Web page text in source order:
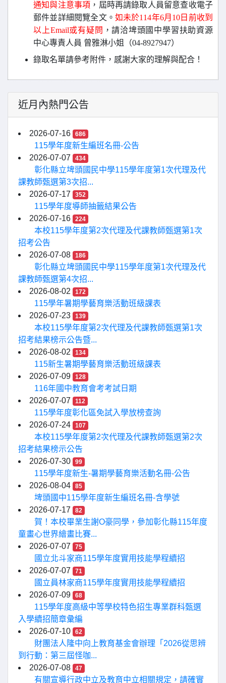
通知與注意事項 ，屆時再請錄取人員留意查收電子
郵件並詳細閱覽全文。 如未於114年6月10日前收到
以上Email或有疑問 ，請洽埤頭國中學習扶助資源
中心專責人員 曾雅淋小姐（04-8927947）
錄取名單請參考附件 ， 感謝大家的理解與配合！
近月內熱門公告
2026-07-16 686
115學年度新生編班名冊-公告
2026-07-07
434
彰化縣立埤頭國民中學115學年度第1次代理及代
課教師甄選第3次招...
2026-07-17
352
115學年度導師抽籤結果公告
2026-07-16
224
本校115學年度第2次代理及代課教師甄選第1次
招考公告
2026-07-08
186
彰化縣立埤頭國民中學115學年度第1次代理及代
課教師甄選第4次招...
2026-08-02
172
115學年暑期學藝育樂活動班級課表
2026-07-23
139
本校115學年度第2次代理及代課教師甄選第1次
招考結果榜示公告暨...
2026-08-02
134
115新生暑期學藝育樂活動班級課表
2026-07-09
128
116年國中教育會考考試日期
2026-07-07
112
115學年度彰化區免試入學放榜查詢
2026-07-24
107
本校115學年度第2次代理及代課教師甄選第2次
招考結果榜示公告
2026-07-30
99
115學年度新生-暑期學藝育樂活動名冊-公告
2026-08-04
85
埤頭國中115學年度新生編班名冊-含學號
2026-07-17
82
賀！本校畢業生謝O豪同學，參加彰化縣115年度
童畫心世界繪畫比賽...
2026-07-07
75
國立北斗家商115學年度實用技能學程續招
2026-07-07
71
國立員林家商115學年度實用技能學程續招
2026-07-09
68
115學年度高級中等學校特色招生專業群科甄選
入學續招簡章彙編
2026-07-10
62
財團法人隆中向上教育基金會辦理「2026從思辨
到行動：第三屆怪咖...
2026-07-08
47
有關宣導行政中立及教育中立相關規定，請確實